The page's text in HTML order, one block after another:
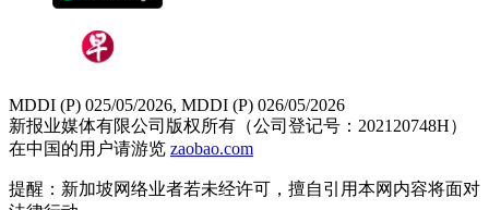
MDDI (P) 025/05/2026, MDDI (P) 026/05/2026
新报业媒体有限公司版权所有（公司登记号：202120748H）
在中国的用户请游览 zaobao.com
提醒：新加坡网络业者若未经许可，擅自引用本网内容将面对